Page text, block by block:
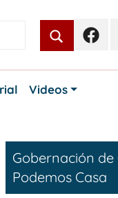
Videos
Gobernación
Podemos Casa